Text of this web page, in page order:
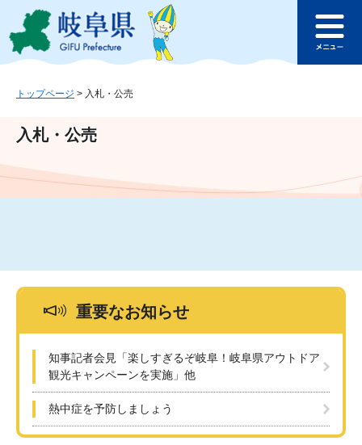
ジ
ュ
文
このページの本文へ
ュ
トップページ > 入札・公売
入札・公売
重要なお知らせ
知事記者会見「楽しすぎるぞ岐阜！岐阜県アウトドア
観光キャンペーンを実施」他
熱中症を予防しましょう